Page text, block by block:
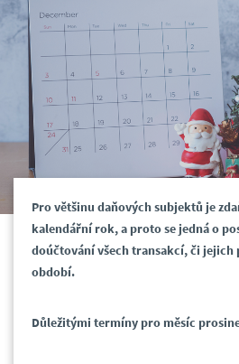
Pro většinu daňových subjektů je
kalendářní rok, a proto se jedná o
doúčtování všech transakcí, či jejich
období.
Důležitými termíny pro měsíc